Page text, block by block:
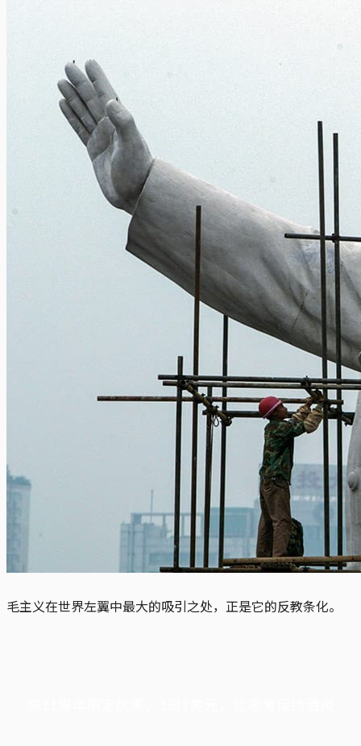
毛主义在世界左翼中最大的吸引之处，正是它的反教条化。